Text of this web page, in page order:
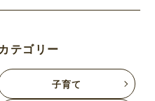
テゴリー
子育て